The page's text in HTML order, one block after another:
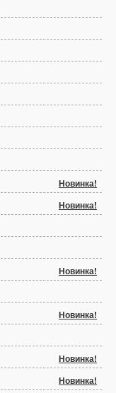
Новинка!
Новинка!
Новинка!
Новинка!
Новинка!
Новинка!